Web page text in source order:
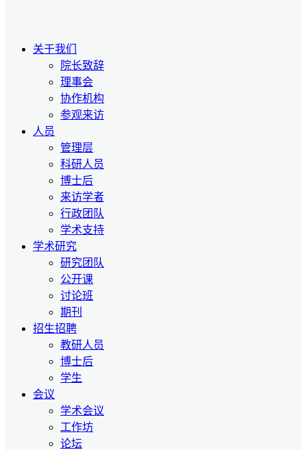
关于我们
院长致辞
理事会
协作机构
参观来访
人员
管理层
科研人员
博士后
来访学者
行政团队
学术支持
学术研究
研究团队
公开课
讨论班
期刊
招生招聘
教研人员
博士后
学生
会议
学术会议
工作坊
论坛